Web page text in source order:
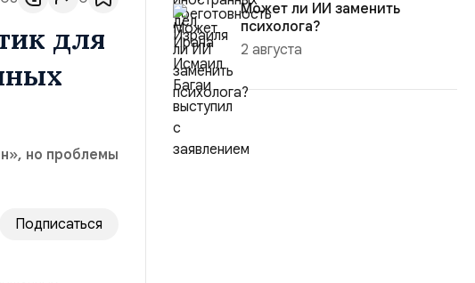
для
но проблемы
Подписаться
Может ли ИИ заменить
психолога?
2 августа